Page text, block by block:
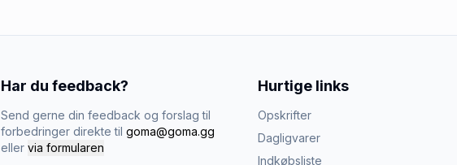
Har du feedback?
Send gerne din feedback og forslag til
forbedringer direkte til goma@goma.gg
eller via formularen
Hurtige links
Opskrifter
Dagligvarer
Indkøbsliste